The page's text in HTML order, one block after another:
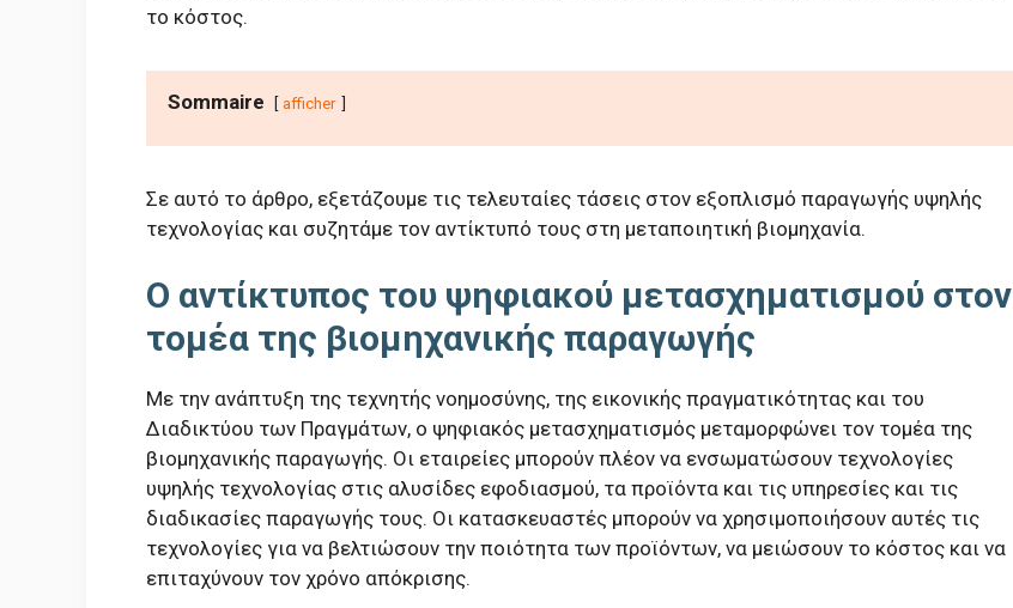
το κόστος.
Sommaire afficher
Σε αυτό το άρθρο, εξετάζουμε τις τελευταίες τάσεις στον εξοπλισμό παραγωγής υψηλής
τεχνολογίας και συζητάμε τον αντίκτυπό τους στη μεταποιητική βιομηχανία.
Ο αντίκτυπος του ψηφιακού μετασχηματισμού στον
τομέα της βιομηχανικής παραγωγής
Με την ανάπτυξη της τεχνητής νοημοσύνης, της εικονικής πραγματικότητας και του
Διαδικτύου των Πραγμάτων, ο ψηφιακός μετασχηματισμός μεταμορφώνει τον τομέα της
βιομηχανικής παραγωγής. Οι εταιρείες μπορούν πλέον να ενσωματώσουν τεχνολογίες
υψηλής τεχνολογίας στις αλυσίδες εφοδιασμού, τα προϊόντα και τις υπηρεσίες και τις
διαδικασίες παραγωγής τους. Οι κατασκευαστές μπορούν να χρησιμοποιήσουν αυτές τις
τεχνολογίες για να βελτιώσουν την ποιότητα των προϊόντων, να μειώσουν το κόστος και να
επιταχύνουν τον χρόνο απόκρισης.